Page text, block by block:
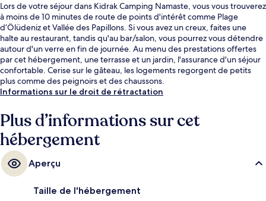
Lors de votre séjour dans Kidrak Camping Namaste, vous vous trouverez
à moins de 10 minutes de route de points d'intérêt comme Plage
d’Ölüdeniz et Vallée des Papillons. Si vous avez un creux, faites une
halte au restaurant, tandis qu'au bar/salon, vous pourrez vous détendre
autour d'un verre en fin de journée. Au menu des prestations offertes
par cet hébergement, une terrasse et un jardin, l'assurance d'un séjour
confortable. Cerise sur le gâteau, les logements regorgent de petits
plus comme des peignoirs et des chaussons.
Informations sur le droit de rétractation
Plus d’informations sur cet
hébergement
Aperçu
Taille de l'hébergement